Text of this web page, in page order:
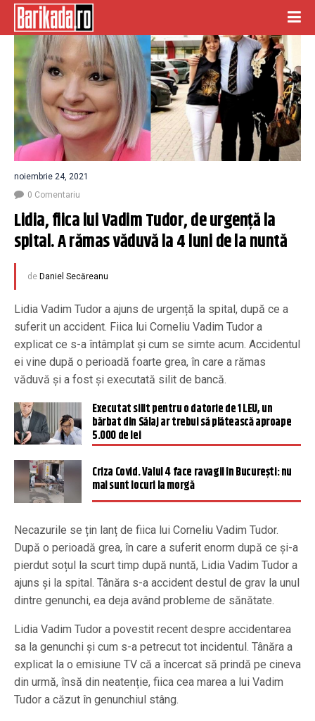
noiembrie 24, 2021
0 Comentariu
Lidia, fiica lui Vadim Tudor, de urgență la
spital. A rămas văduvă la 4 luni de la nuntă
de Daniel Secăreanu
Lidia Vadim Tudor a ajuns de urgență la spital, după ce a
suferit un accident. Fiica lui Corneliu Vadim Tudor a
explicat ce s-a întâmplat și cum se simte acum. Accidentul
ei vine după o perioadă foarte grea, în care a rămas
văduvă și a fost și executată silit de bancă.
Executat silit pentru o datorie de 1 LEU, un
bărbat din Sălaj ar trebui să plătească aproape
5.000 de lei
Criza Covid. Valul 4 face ravagii în Bucureşti: nu
mai sunt locuri la morgă
Necazurile se țin lanț de fiica lui Corneliu Vadim Tudor.
După o perioadă grea, în care a suferit enorm după ce și-a
pierdut soțul la scurt timp după nuntă, Lidia Vadim Tudor a
ajuns și la spital. Tânăra s-a accident destul de grav la unul
dintre genunchi, ea deja având probleme de sănătate.
Lidia Vadim Tudor a povestit recent despre accidentarea
sa la genunchi și cum s-a petrecut tot incidentul. Tânăra a
explicat la o emisiune TV că a încercat să prindă pe cineva
din urmă, însă din neatenție, fiica cea marea a lui Vadim
Tudor a căzut în genunchiul stâng.